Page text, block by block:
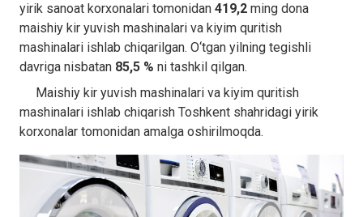
yirik sanoat korxonalari tomonidan 419,2 ming dona
maishiy kir yuvish mashinalari va kiyim quritish
mashinalari ishlab chiqarilgan. O‘tgan yilning tegishli
davriga nisbatan 85,5 % ni tashkil qilgan.
Maishiy kir yuvish mashinalari va kiyim quritish
mashinalari ishlab chiqarish Toshkent shahridagi yirik
korxonalar tomonidan amalga oshirilmoqda.